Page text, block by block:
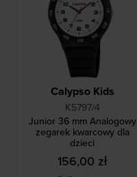
Calypso Kids
K5797/4
Junior 36 mm Analogowy
zegarek kwarcowy dla
dzieci
156,00 zł